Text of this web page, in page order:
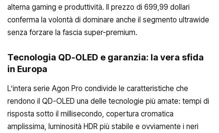
alterna gaming e produttività. Il prezzo di 699,99 dollari
conferma la volontà di dominare anche il segmento ultrawide
senza forzare la fascia super-premium.
Tecnologia QD-OLED e garanzia: la vera sfida
in Europa
L’intera serie Agon Pro condivide le caratteristiche che
rendono il QD-OLED una delle tecnologie più amate: tempi di
risposta sotto il millisecondo, copertura cromatica
amplissima, luminosità HDR più stabile e ovviamente i neri